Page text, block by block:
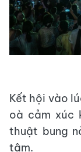
Kết hội vào
oà cảm xúc
thuật bung
tâm.